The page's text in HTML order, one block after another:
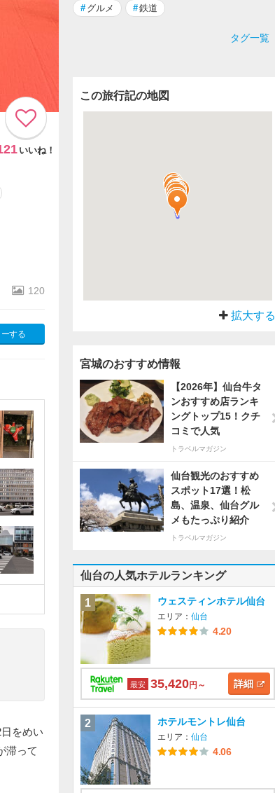
いいね！
120
する
をめい
滞って
# グルメ #鉄道
タグ一覧
この旅行記の地図
拡大する
宮城のおすすめ情報
【2026年】仙台牛タ
ンおすすめ店ランキ
ングトップ15！クチ
コミで人気
トラベルマガジン
仙台観光のおすすめ
スポット17選！松
島、温泉、仙台グル
メもたっぷり紹介
トラベルマガジン
仙台の人気ホテルランキング
1 ウェスティンホテル仙台
エリア： 仙台
4.20
最安 35,420円～ 詳細
2 ホテルモントレ仙台
エリア： 仙台
4.06